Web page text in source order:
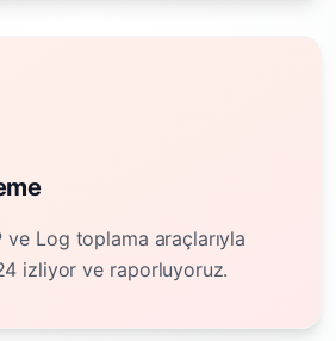
ve Log toplama araçlarıyla
izliyor ve raporluyoruz.